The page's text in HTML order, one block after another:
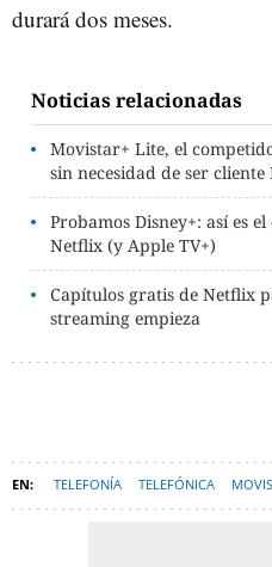
durará dos meses.
Noticias relacionadas
Movistar+ Lite, el
sin necesidad de ser
Probamos Disney+: así es
Netflix (y Apple TV+)
Capítulos gratis de Netflix
streaming empieza
TELEFONÍA TELEFÓNICA